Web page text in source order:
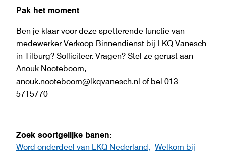
Pak het moment
Ben je klaar voor deze spetterende functie van
medewerker Verkoop Binnendienst bij LKQ Vanesch
in Tilburg? Solliciteer. Vragen? Stel ze gerust aan
Anouk Nooteboom,
anouk.nooteboom@lkqvanesch.nl of bel 013-
5715770
Zoek soortgelijke banen:
Word onderdeel van LKQ Nederland, Welkom bij